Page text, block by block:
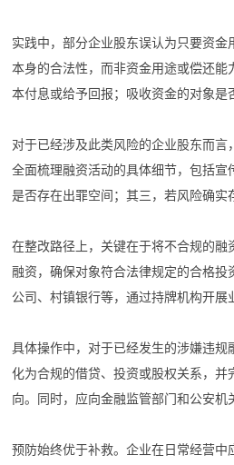
实践中，部分企业股东误认为只要资
本身的合法性，而非资金用途或偿还
本付息或给予回报；吸收资金的对象是
对于已经涉及此类风险的企业股东而言
全面梳理融资活动的具体细节，包括
是否存在出罪空间；其三，若风险确实
在整改路径上，关键在于将不合规的
融资，确保对象符合法律规定的合格
公司、村镇银行等，通过持牌机构开展
具体操作中，对于已经发生的涉嫌违
化为合规的借贷、投资或股权关系，
向。同时，应向金融监管部门和公安机
预防始终优于补救。企业在日常经营